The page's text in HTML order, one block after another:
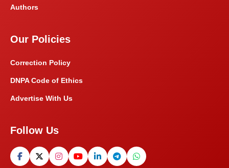
Authors
Our Policies
Correction Policy
DNPA Code of Ethics
Advertise With Us
Follow Us